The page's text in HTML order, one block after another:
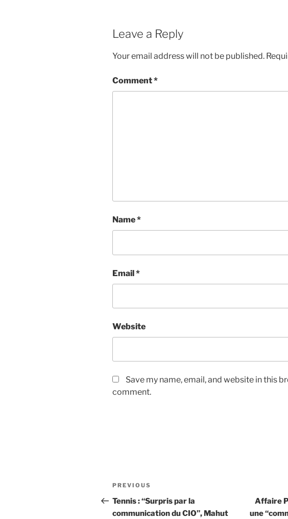
Leave a Reply
Your email address will not be published.
Comment*
Name*
Email*
Website
Save my name, email, and website in this
comment.
Post
navigation
Previous
Post
PREVIOUS
Tennis : “Surpris par la
communication du CIO”, Mahut
Affaire
une